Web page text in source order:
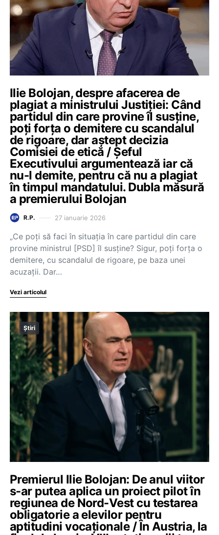
Ilie Bolojan, despre afacerea de
plagiat a ministrului Justiției: Când
partidul din care provine îl susține,
poți forța o demitere cu scandalul
de rigoare, dar aștept decizia
Comisiei de etică / Șeful
Executivului argumentează iar că
nu-l demite, pentru că nu a plagiat
în timpul mandatului. Dubla măsură
a premierului Bolojan
R.P. 27 ianuarie 2026
„Ce poți să faci în situația în care partidul din care
provine ministrul [PSD] îl susține? Sigur, poți forța o
demitere, cu scandalul de rigoare, pe baza unei
acuzații. Dar…
Vezi articolul
Știri
Premierul Ilie Bolojan: De anul viitor
s-ar putea aplica un proiect pilot în
regiunea de Nord-Vest cu testarea
obligatorie a elevilor pentru
aptitudini vocaționale / În Austria, la